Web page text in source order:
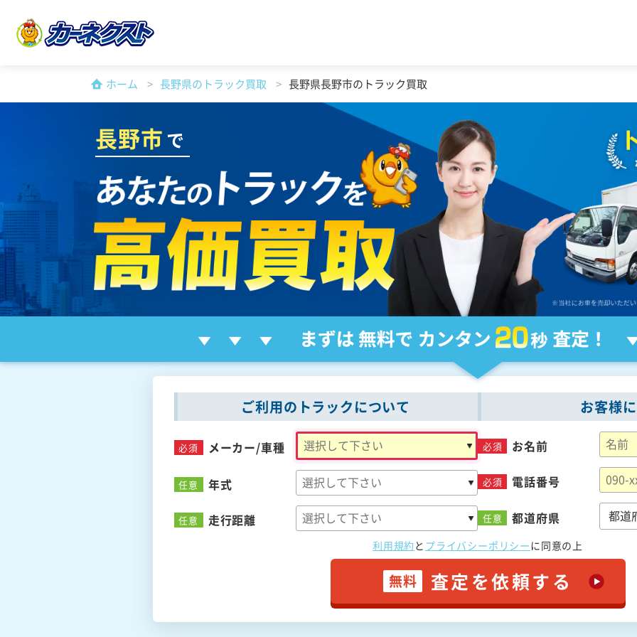
ホーム 長野県のトラック買取 長野県長野市のトラック買取
長野市で
ご利用のトラックについて
必須 メーカー/車種
任意 年式
任意 走行距離
お客様
必須 お名前
必須 電話番号
任意 都道府県
利用規約 と プライバシーポリシーに同意の上
無料 査定を依頼する